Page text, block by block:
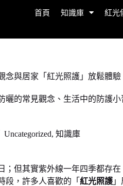
首頁 知識庫 紅光
念與居家「紅光照護」放鬆體驗
曬的常見觀念、生活中的防護
Uncategorized, 知識庫
；但其實紫外線一年四季都存
段，許多人喜歡的「 紅光照護